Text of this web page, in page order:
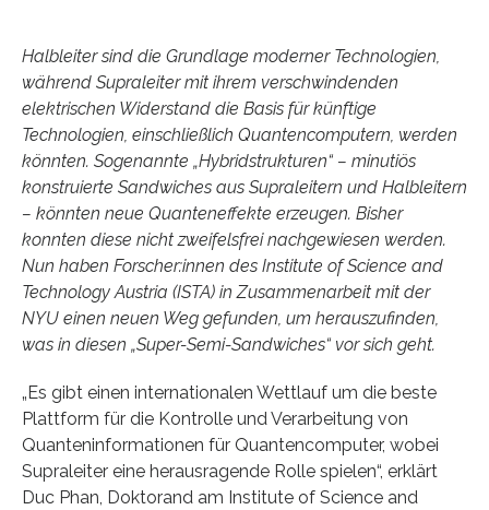
Halbleiter sind die Grundlage moderner Technologien,
während Supraleiter mit ihrem verschwindenden
elektrischen Widerstand die Basis für künftige
Technologien, einschließlich Quantencomputern, werden
könnten. Sogenannte „Hybridstrukturen“ – minutiös
konstruierte Sandwiches aus Supraleitern und Halbleitern
– könnten neue Quanteneffekte erzeugen. Bisher
konnten diese nicht zweifelsfrei nachgewiesen werden.
Nun haben Forscher:innen des Institute of Science and
Technology Austria (ISTA) in Zusammenarbeit mit der
NYU einen neuen Weg gefunden, um herauszufinden,
was in diesen „Super-Semi-Sandwiches“ vor sich geht.
„Es gibt einen internationalen Wettlauf um die beste
Plattform für die Kontrolle und Verarbeitung von
Quanteninformationen für Quantencomputer, wobei
Supraleiter eine herausragende Rolle spielen“, erklärt
Duc Phan, Doktorand am Institute of Science and